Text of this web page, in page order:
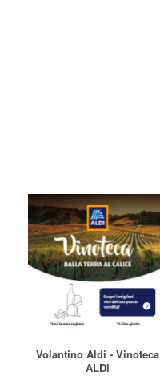
Volantino Aldi - Vinoteca
ALDI